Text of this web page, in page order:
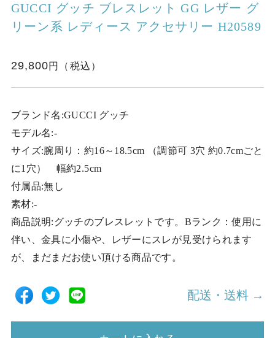
GUCCI グッチ ブレスレット GG レザー グ
リーン系 レディース アクセサリー H20589
29,800
ブランド名:GUCCI グッチ
モデル名:-
サイズ:腕周り：約16～18.5cm （調節可 3穴 約0.7cmごと
に1穴） 幅約2.5cm
付属品:無し
素材:-
商品説明:グッチのブレスレットです。Bランク：使用に
伴い、金具に小傷や、レザーにスレが見受けられます
が、まだまだお使い頂ける商品です。
配送・送料 →